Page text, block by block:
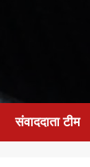
संवाददाता टीम